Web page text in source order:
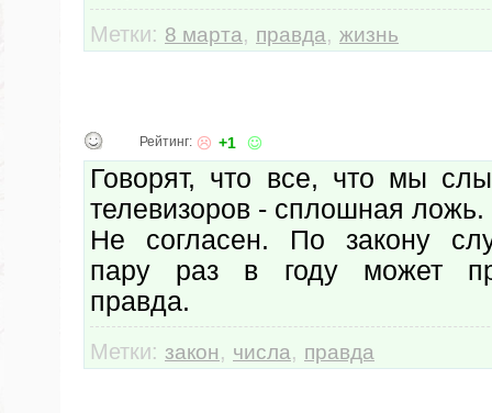
Метки: 8 марта, правда, жизнь
Рейтинг: +1
Говорят, что все, что мы
телевизоров - сплошная ложь.
Не согласен. По закону
пару раз в году может
правда.
Метки: закон, числа, правда